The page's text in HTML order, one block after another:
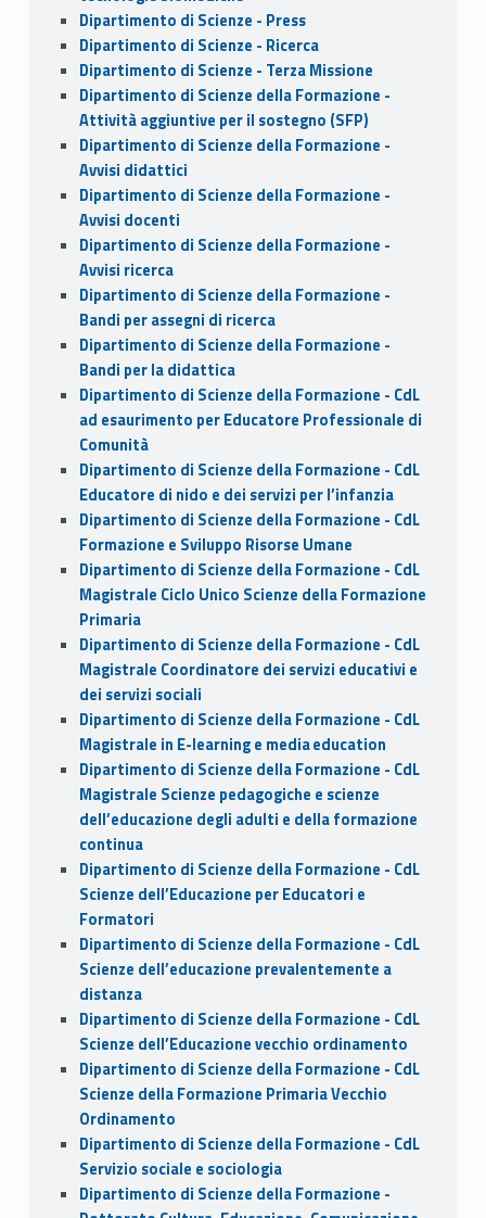
Dipartimento di Scienze - Press
Dipartimento di Scienze - Ricerca
Dipartimento di Scienze - Terza Missione
Dipartimento di Scienze della Formazione -
Attività aggiuntive per il sostegno (SFP)
Dipartimento di Scienze della Formazione -
Avvisi didattici
Dipartimento di Scienze della Formazione -
Avvisi docenti
Dipartimento di Scienze della Formazione -
Avvisi ricerca
Dipartimento di Scienze della Formazione -
Bandi per assegni di ricerca
Dipartimento di Scienze della Formazione -
Bandi per la didattica
Dipartimento di Scienze della Formazione - CdL
ad esaurimento per Educatore Professionale di
Comunità
Dipartimento di Scienze della Formazione - CdL
Educatore di nido e dei servizi per l’infanzia
Dipartimento di Scienze della Formazione - CdL
Formazione e Sviluppo Risorse Umane
Dipartimento di Scienze della Formazione - CdL
Magistrale Ciclo Unico Scienze della Formazione
Primaria
Dipartimento di Scienze della Formazione - CdL
Magistrale Coordinatore dei servizi educativi e
dei servizi sociali
Dipartimento di Scienze della Formazione - CdL
Magistrale in E-learning e media education
Dipartimento di Scienze della Formazione - CdL
Magistrale Scienze pedagogiche e scienze
dell’educazione degli adulti e della formazione
continua
Dipartimento di Scienze della Formazione - CdL
Scienze dell’Educazione per Educatori e
Formatori
Dipartimento di Scienze della Formazione - CdL
Scienze dell’educazione prevalentemente a
distanza
Dipartimento di Scienze della Formazione - CdL
Scienze dell’Educazione vecchio ordinamento
Dipartimento di Scienze della Formazione - CdL
Scienze della Formazione Primaria Vecchio
Ordinamento
Dipartimento di Scienze della Formazione - CdL
Servizio sociale e sociologia
Dipartimento di Scienze della Formazione -